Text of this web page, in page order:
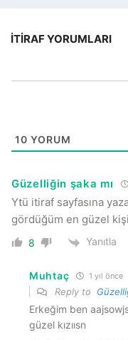
İTIRAF YORUMLARI
10 YORUM
Güzelliğin şaka mı
Ytü itiraf sayfasına
gördüğüm en güzel
8 Yanıtla
Muhtaç 1 yıl önce
Reply to
Erkeğim ben
güzel kızıısn